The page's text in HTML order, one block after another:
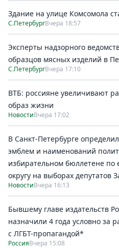
Здание на улице Комсомола
С.ПетербургВчера 18:57
Эксперты надзорного
образцов мясных изделий в
С.ПетербургВчера 17:10
ВТБ: россияне увеличивают
образ жизни
НовостиВчера 17:02
В Санкт-Петербурге
эмблем и наименований
избирательном бюллетене по
округу на выборах депутатов
НовостиВчера 16:13
Бывшему главе издательств
назначили 4 года условно за
с ЛГБТ-пропагандой*
РоссияВчера 15:08